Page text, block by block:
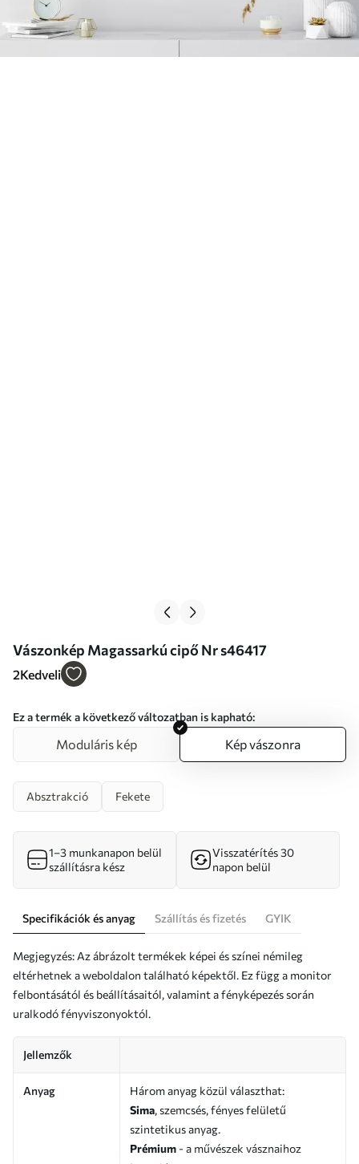
Vászonkép Magassarkú cipő Nr s46417
2Kedveli
Ez a termék a következő változatban is kapható:
Moduláris kép Kép vászonra
Absztrakció Fekete
1–3 munkanapon belül
szállításra kész
Visszatérítés 30
napon belül
Specifikációk és anyag Szállítás és fizetés GYIK
Megjegyzés: Az ábrázolt termékek képei és színei némileg
eltérhetnek a weboldalon található képektől. Ez függ a monitor
felbontásától és beállításaitól, valamint a fényképezés során
uralkodó fényviszonyoktól.
Jellemzők
Anyag
Három anyag közül választhat:
Sima, szemcsés, fényes felületű
szintetikus anyag.
Prémium - a művészek vásznaihoz